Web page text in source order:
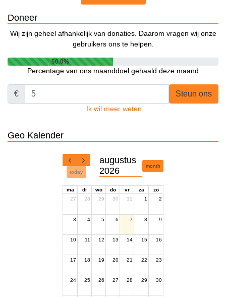
Doneer
Wij zijn geheel afhankelijk van donaties. Daarom vragen wij onze
gebruikers ons te helpen.
50.0%
Percentage van ons maanddoel gehaald deze maand
€ Steun ons
Ik wil meer weten
Geo Kalender
today
augustus
2026
month
ma di wo do vr za
zo
27
28 29 30 31 1 2
3 4 5 6 7 8 9
10 11 12 13 14 15 16
17 18 19 20 21 22 23
24 25 26 27 28 29 30